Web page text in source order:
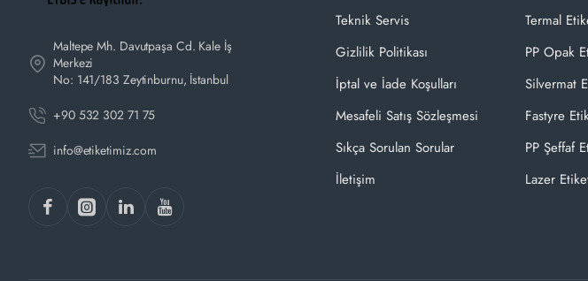
Maltepe Mh. Davutpaşa Cd. Kale İş
Merkezi
No: 141/183 Zeytinburnu, İstanbul
+90 532 302 71 75
info@etiketimiz.com
Teknik Servis
Gizlilik Politikası
İptal ve İade Koşulları
Mesafeli Satış Sözleşmesi
Sıkça Sorulan Sorular
İletişim
Termal
PP Opak
Silvermat
Fastyre
PP Şeffaf
Lazer